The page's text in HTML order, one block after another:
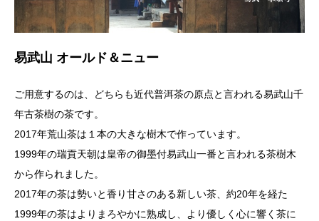
易武山 オールド＆ニュー
ご用意するのは、どちらも近代普洱茶の原点と言われる易武山千
年古茶樹の茶です。
2017年荒山茶は１本の大きな樹木で作っています。
1999年の瑞貢天朝は皇帝の御墨付易武山一番と言われる茶樹木
から作られました。
2017年の茶は勢いと香り甘さのある新しい茶、約20年を経た
1999年の茶はよりまろやかに熟成し、より優しく心に響く茶に